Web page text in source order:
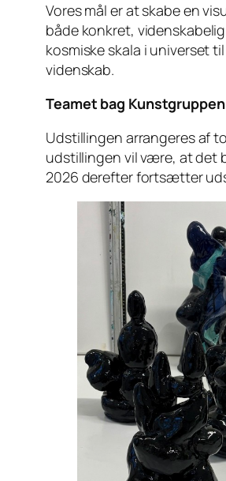
Vores mål er at skabe en
både konkret,
kosmiske skala i universet
videnskab.
Teamet bag Kunstgruppen
Udstillingen arrangeres af
udstillingen vil være, at det
2026 derefter fortsætter